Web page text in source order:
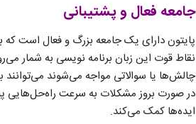
جامعه فعال و پشتیبانی
پایتون دارای یک جامعه بزرگ و فعال است که
نقاط قوت این زبان برنامه‌ نویسی به شمار
چالش‌ها یا سوالاتی مواجه می‌شوند می‌توانند
در صورت بروز مشکلات به سرعت راه‌حل‌هایی
ایده‌ها کمک می‌کند.